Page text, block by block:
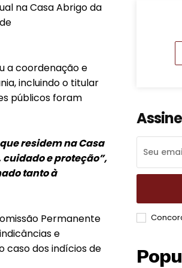
na Casa Abrigo da
a coordenação e
incluindo o titular
públicos foram
residem na Casa
e proteção”,
tanto à
Permanente
e
caso dos indícios de